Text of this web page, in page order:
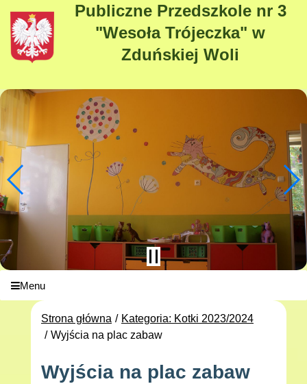
Publiczne Przedszkole nr 3
"Wesoła Trójeczka" w
Zduńskiej Woli
Menu
Strona główna
Kategoria: Kotki 2023/2024
Wyjścia na plac zabaw
Wyjścia na plac zabaw